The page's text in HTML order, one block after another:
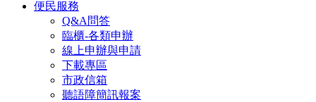
便民服務
Q&A問答
臨櫃-各類申辦
線上申辦與申請
下載專區
市政信箱
聽語障簡訊報案